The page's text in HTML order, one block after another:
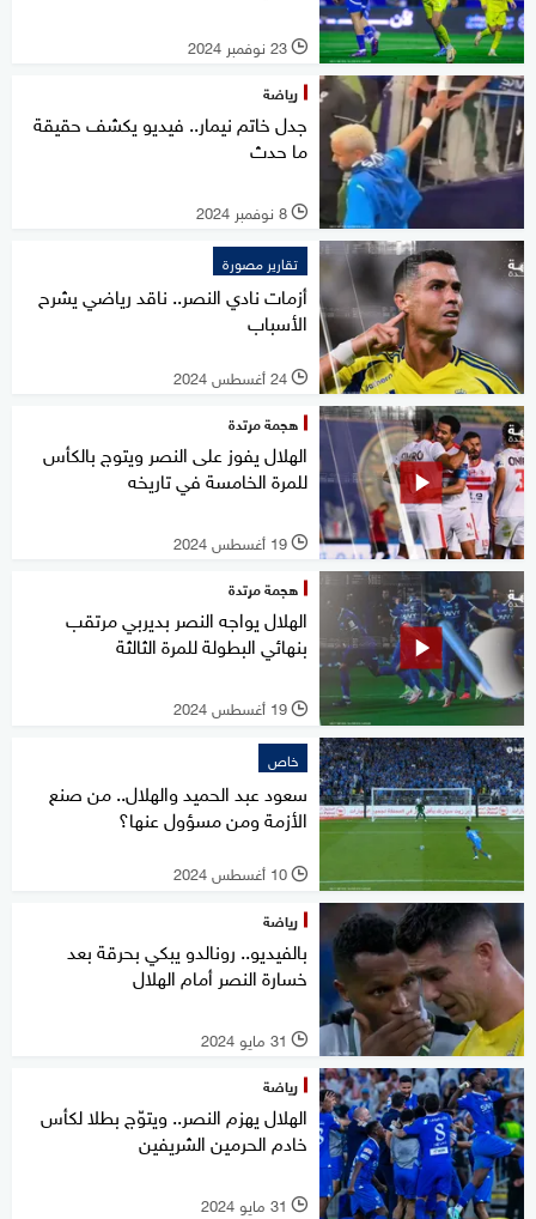
l 23 نوفمبر 2024
رياضة
جدل خاتم نيمار.. فيديو يكشف حقيقة
ما حدث
l 8 نوفمبر 2024
تقارير مصورة
أزمات نادي النصر.. ناقد رياضي يشرح
الأسباب
l 24 أغسطس 2024
هجمة مرتدة
الهلال يفوز على النصر ويتوج بالكأس
للمرة الخامسة في تاريخه
l 19 أغسطس 2024
هجمة مرتدة
الهلال يواجه النصر بديربي مرتقب
بنهائي البطولة للمرة الثالثة
l 19 أغسطس 2024
خاص
سعود عبد الحميد والهلال.. من صنع
الأزمة ومن مسؤول عنها؟
l 10 أغسطس 2024
رياضة
بالفيديو.. رونالدو يبكي بحرقة بعد
خسارة النصر أمام الهلال
l 31 مايو 2024
رياضة
الهلال يهزم النصر.. ويتوّج بطلا لكأس
خادم الحرمين الشريفين
l 31 مايو 2024